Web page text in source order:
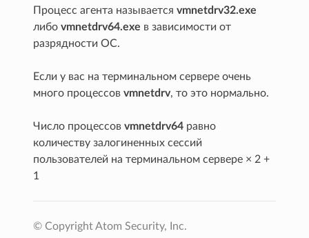
Процесс агента называетсяvmnetdrv32.exe
либоvmnetdrv64.exe в зависимости от
разрядности ОС.
Если у вас на терминальном сервере очень
много процессовvmnetdrv, то это нормально.
Число процессовvmnetdrv64 равно
количеству залогиненных сессий
пользователей на терминальном сервере × 2 +
1
© Copyright Atom Security, Inc.